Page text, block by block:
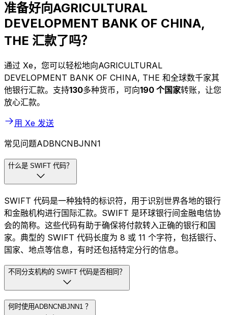
准备好向AGRICULTURAL
DEVELOPMENT BANK OF CHINA,
THE 汇款了吗？
通过 Xe，您可以轻松地向AGRICULTURAL
DEVELOPMENT BANK OF CHINA, THE 和全球数千家其
他银行汇款。支持130多种货币，可向190 个国家转账，让您
放心汇款。
用 Xe 发送
常见问题ADBNCNBJNN1
什么是 SWIFT 代码？
SWIFT 代码是一种独特的标识符，用于识别世界各地的银行
和金融机构进行国际汇款。SWIFT 是环球银行间金融电信协
会的简称。这些代码有助于确保将付款转入正确的银行和国
家。典型的 SWIFT 代码长度为 8 或 11 个字符，包括银行、
国家、地点等信息，有时还包括特定分行的信息。
不同分支机构的 SWIFT 代码是否相同？
何时使用ADBNCNBJNN1 ？